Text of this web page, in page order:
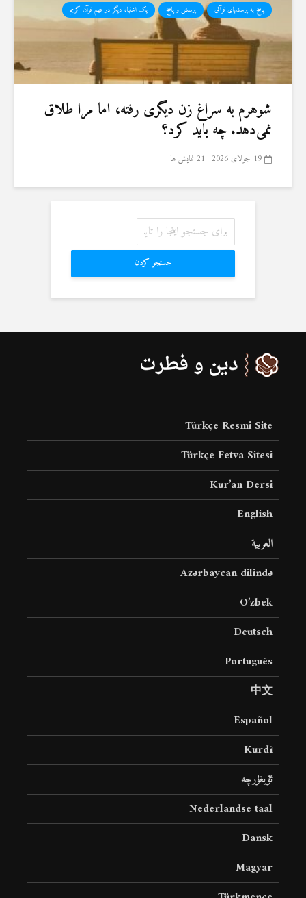
پاسخ به پرسشهای قرآنی پرسش و پاسخ یک اشتباه دیگر در فهم قرآن کریم
شوهرم به سراغ زن دیگری رفته، اما مرا طلاق
نمی‌دهد. چه باید کرد؟
19 جولای 2026 21 نمایش ها
جستجو کردن
Türkçe Resmi Site
Türkçe Fetva Sitesi
Kur’an Dersi
English
العربية
Azərbaycan dilində
O’zbek
Deutsch
Português
中文
Español
Kurdî
ئۇيغۇرچە
Nederlandse taal
Dansk
Magyar